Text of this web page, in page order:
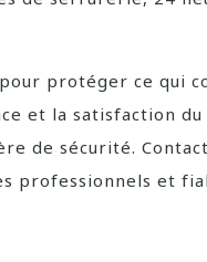
protéger ce qui
et la satisfaction
de sécurité.
professionnels et